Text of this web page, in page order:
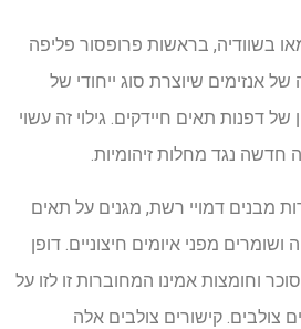
בשוודיה, בראשות פרופסור פליפה
אנזימים שיוצרת סוג ייחודי של
של דפנות תאים חיידקים. גילוי זה עשוי
חדשה נגד מחלות זיהומיות.
מבנים דמויי רשת, מגנים על תאים
מפני איומים חיצוניים. דופן
וחומצות אמינו המחוברות זו לזו על
צולבים. קישורים צולבים אלה